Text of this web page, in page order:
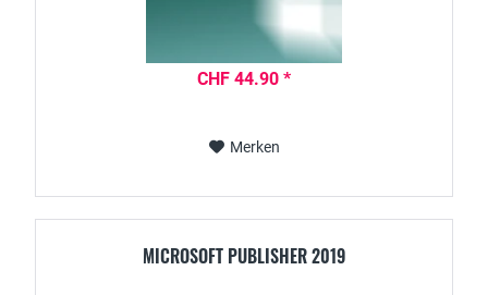
CHF 44.90 *
Merken
MICROSOFT PUBLISHER 2019